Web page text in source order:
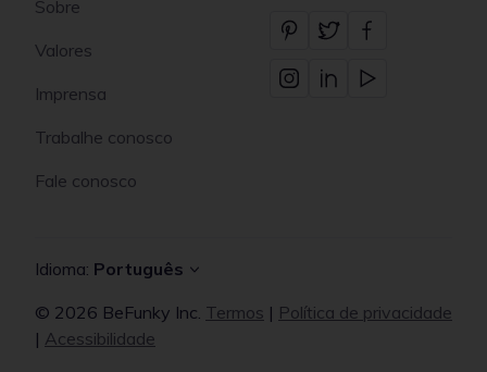
Sobre
Valores
Imprensa
Trabalhe conosco
Fale conosco
Idioma: Português
© 2026 BeFunky Inc. Termos | Política de privacidade
| Acessibilidade